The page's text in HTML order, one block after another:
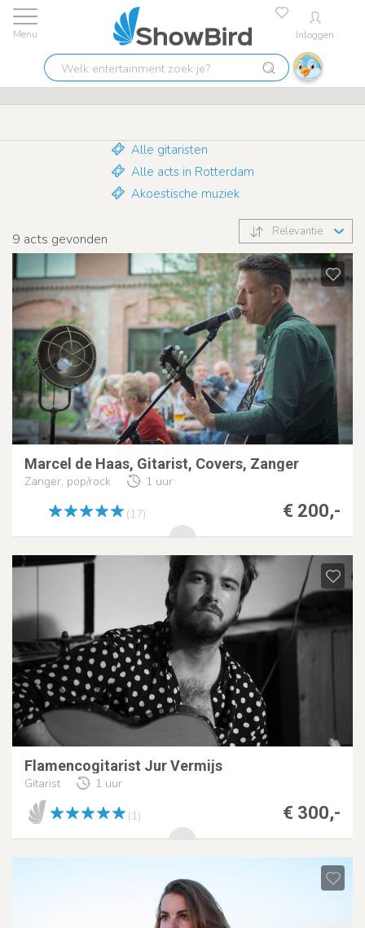
Inloggen
Welk
entertainment
zoek
Laagste prijs garantie 9.7
Gitaristen in Rotterdam
Alle gitaristen
Alle acts in Rotterdam
Akoestische muziek
9 acts gevonden Relevantie
Marcel de Haas, Gitarist, Covers, Zanger
Zanger, pop/rock 1 uur
€ 200,-
(17)
Flamencogitarist Jur Vermijs
Gitarist 1 uur
€ 300,-
(1)